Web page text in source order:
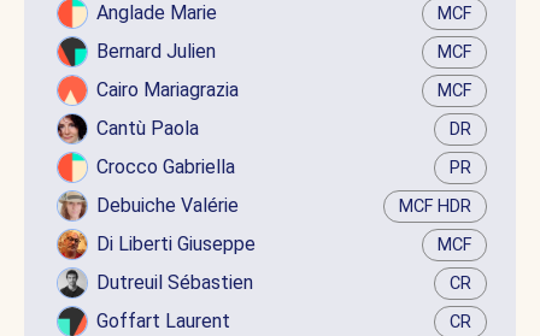
Anglade Marie MCF
Bernard Julien MCF
Cairo Mariagrazia MCF
Cantù Paola DR
Crocco Gabriella PR
Debuiche Valérie MCF HDR
Di Liberti Giuseppe MCF
Dutreuil Sébastien CR
Goffart Laurent CR